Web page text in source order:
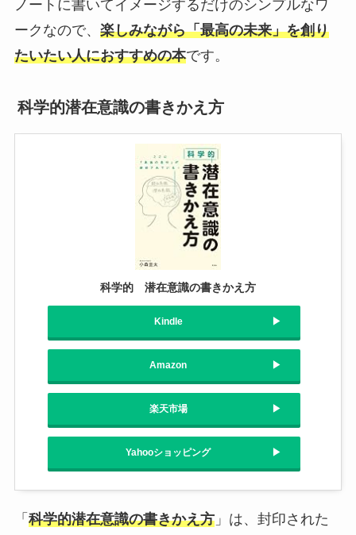
ノートに書いてイメージするだけのシンプルなワ
ークなので、 楽しみながら「最高の未来」を創り
たいたい人におすすめの本です。
科学的潜在意識の書きかえ方
科学的 潜在意識の書きかえ方
Kindle
Amazon
楽天市場
Yahooショッピング
「 科学的潜在意識の書きかえ方」は、封印された